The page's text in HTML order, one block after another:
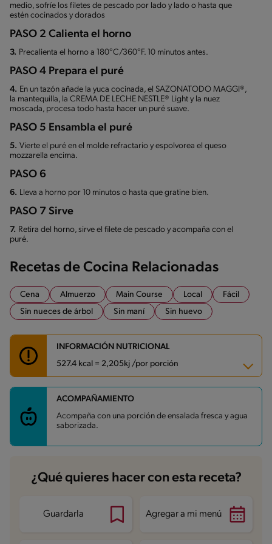
medio, sofríe los filetes de pescado por lado y lado o hasta que
estén cocinados y dorados
PASO 2 Calienta el horno
3. Precalienta el horno a 180°C/360°F. 10 minutos antes.
PASO 4 Prepara el puré
4. En un tazón añade la yuca cocinada, el SAZONATODO MAGGI®,
la mantequilla, la CREMA DE LECHE NESTLE® Light y la nuez
moscada, procesa todo hasta hacer un puré suave.
PASO 5 Ensambla el puré
5. Vierte el puré en el molde refractario y espolvorea el queso
mozzarella encima.
PASO 6
6. Lleva a horno por 10 minutos o hasta que gratine bien.
PASO 7 Sirve
7. Retira del horno, sirve el filete de pescado y acompaña con el
puré.
Recetas de Cocina Relacionadas
Cena Almuerzo Main Course Local
Fácil
Sin nueces de árbol
Sin maní Sin huevo
INFORMACIÓN NUTRICIONAL
527.4 kcal = 2,205kj /por porción
Carbohidratos 32.8 g
Energía 527.4 kcal
Grasas 24.5 g
ACOMPAÑAMIENTO
Acompaña con una porción de ensalada fresca y agua
saborizada.
¿Qué quieres hacer con esta receta?
Guardarla Agregar a mi menú